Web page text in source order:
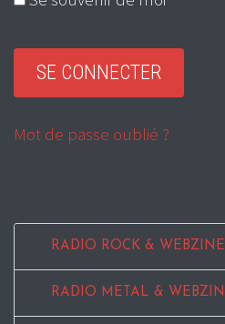
Mot de passe oublié ?
RADIO ROCK &
RADIO METAL &